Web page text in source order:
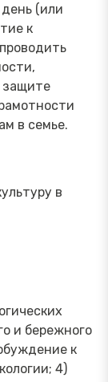
(или
к
защите
в семье.
в
и бережного
к
4)